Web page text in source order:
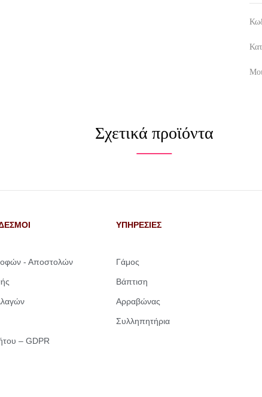
Σχετικά προϊόντα
- Αποστολών
– GDPR
ΥΠΗΡΕΣΙΕΣ
Γάμος
Βάπτιση
Αρραβώνας
Συλληπητήρια